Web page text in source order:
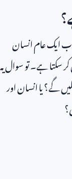
اب ایک عام انسان
سکتا ہے۔ تو سوال یہ
گے؟ یا انسان اور